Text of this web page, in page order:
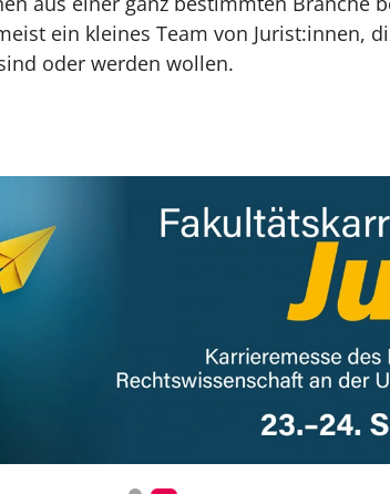
Boutique wohlfühlen, wenn:
Kanzlei: Darauf kommt es an
in Kürze
ein kleines Team von Jurist:innen,
oder werden wollen.